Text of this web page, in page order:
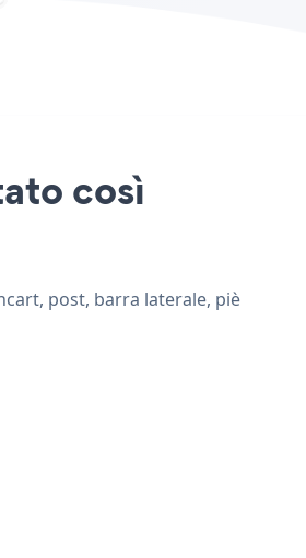
così
post, barra laterale, piè